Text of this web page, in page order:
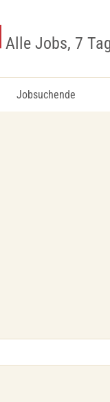
Alle Jobs, 7
Jobsuchende